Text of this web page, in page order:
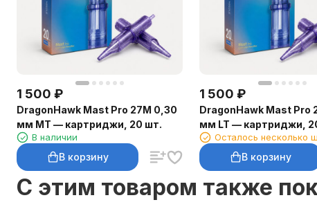
1 500 ₽
DragonHawk Mast Pro 27M 0,30
мм MT — картриджи, 20 шт.
В наличии
В корзину
1 500 ₽
DragonHawk Mast Pro
мм LT — картриджи,
Осталось несколько
В корзину
C этим товаром также